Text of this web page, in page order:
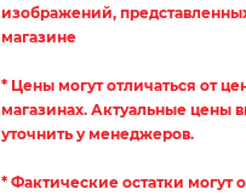
изображений,
магазине
* Цены могут отличаться от
магазинах. Актуальные цены
уточнить у менеджеров.
* Фактические остатки могут